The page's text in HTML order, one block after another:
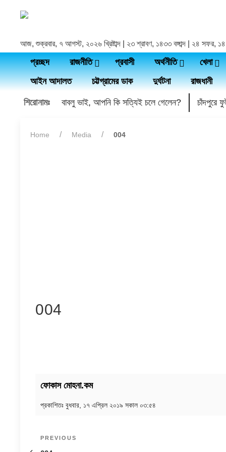
আজ, শুক্রবার, ৭ আগস্ট, ২০২৬ খ্রিষ্টাব্দ | ২৩ শ্রাবণ, ১৪৩৩ বঙ্গাব্দ | ২৪ সফর,
প্রচ্ছদ রাজনীতি প্রবাসী অর্থনীতি
খেলা
আইন আদালত
চট্টগ্রামের ডাক দুর্ঘটনা রাজধানী
শিরোনামঃ বাবলু ভাই, আপনি কি সত্যিই চলে গেলেন? চাঁদপুরে
Home Media 004
004
ফোকাস মোহনা.কম
প্রকাশিতঃ বুধবার, ১৭ এপ্রিল ২০১৯ সকাল ০৩:৫৪
Previous
PREVIOUS